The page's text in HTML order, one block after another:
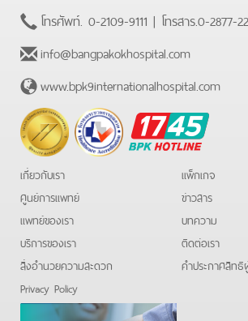
โทรศัพท์. 0-2109-9111 | โทรสาร.0-2877-
info@bangpakokhospital.com
www.bpk9internationalhospital.com
BPK
Hotline
เกี่ยวกับเรา
ศูนย์การแพทย์
แพทย์ของเรา
บริการของเรา
สิ่งอำนวยความสะดวก
Privacy Policy
แพ็กเกจ
ข่าวสาร
บทความ
ติดต่อเรา
คําประกาศสิท